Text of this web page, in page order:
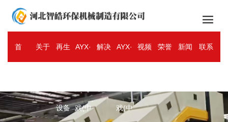

首 关于 再生
设备
AYX·
戏(中
解决 AYX·
戏(中
视频 荣誉 新闻 联系